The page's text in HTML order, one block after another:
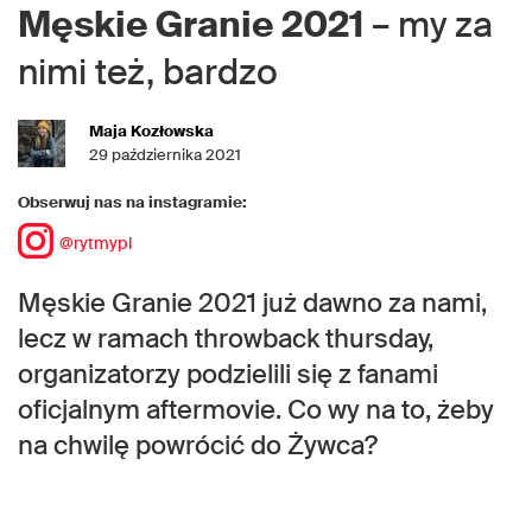
Męskie Granie 2021 – my za
nimi też, bardzo
Maja Kozłowska
29 października 2021
Obserwuj nas na instagramie:
@rytmypl
Męskie Granie 2021 już dawno za nami,
lecz w ramach throwback thursday,
organizatorzy podzielili się z fanami
oficjalnym aftermovie. Co wy na to, żeby
na chwilę powrócić do Żywca?